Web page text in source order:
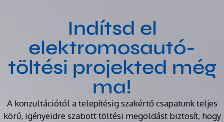
Indítsd el
elektromosautó-
töltési projekted még
ma!
A konzultációtól a telepítésig szakértő csapatunk teljes
körű, igényeidre szabott töltési megoldást biztosít, hogy